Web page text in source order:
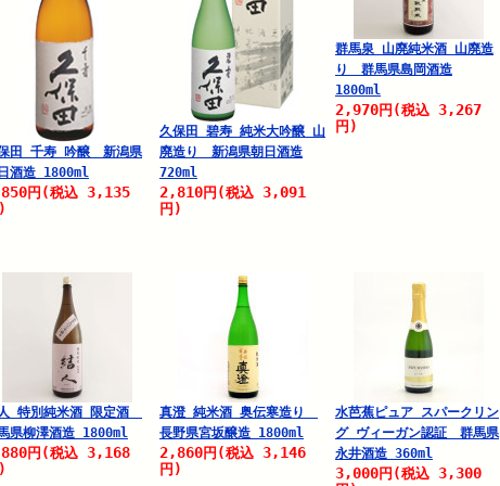
田 千寿 吟醸 新潟県
酒造 1800ml
円 (税込 3,135
久保田 碧寿 純米大吟醸 山
廃造り 新潟県朝日酒造
720ml
2,810円 (税込 3,091
円)
群馬泉 山廃純米酒 山廃造
り 群馬県島岡酒造
1800ml
2,970円 (税込 3,267
円)
特別純米酒 限定酒
県柳澤酒造 1800ml
円 (税込 3,168
真澄 純米酒 奥伝寒造り
長野県宮坂醸造 1800ml
2,860円 (税込 3,146
円)
水芭蕉ピュア スパークリン
グ ヴィーガン認証 群馬県
永井酒造 360ml
3,000円 (税込 3,300